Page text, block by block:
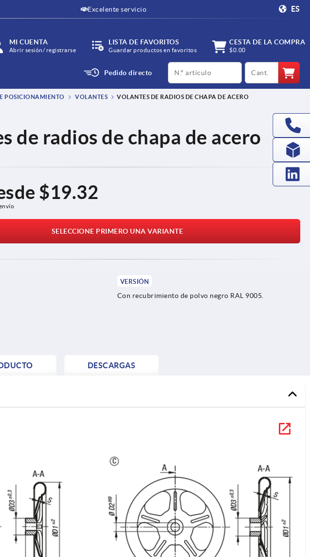
Excelente servicio ES
MI CUENTA
Abrir sesión/ registrarse
LISTA DE FAVORITOS
Guardar productos en favoritos
CESTA DE LA COMPRA
$0.00
Pedido directo
productCode qty
POSICIONAMIENTO VOLANTES VOLANTES DE RADIOS DE CHAPA DE ACERO
de radios de chapa de acero
$19.32
SELECCIONE PRIMERO UNA VARIANTE
VERSIÓN
Con recubrimiento de polvo negro RAL 9005.
DESCARGAS